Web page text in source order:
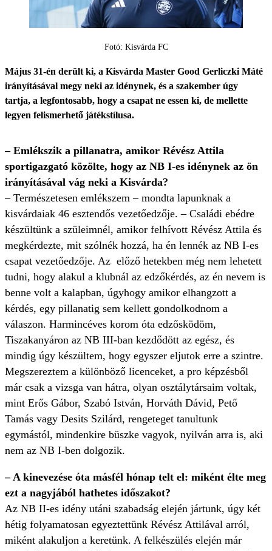
Fotó: Kisvárda FC
Május 31-én derült ki, a Kisvárda Master Good Gerliczki Máté
irányításával megy neki az idénynek, és a szakember úgy
tartja, a legfontosabb, hogy a csapat ne essen ki, de mellette
legyen felismerhető játékstílusa.
– Emlékszik a pillanatra, amikor Révész Attila
sportigazgató közölte, hogy az NB I-es idénynek az ön
irányításával vág neki a Kisvárda?
– Természetesen emlékszem – mondta lapunknak a
kisvárdaiak 46 esztendős vezetőedzője. – Családi ebédre
készültünk a szüleimnél, amikor felhívott Révész Attila és
megkérdezte, mit szólnék hozzá, ha én lennék az NB I-es
csapat vezetőedzője. Az előző hetekben még nem lehetett
tudni, hogy alakul a klubnál az edzőkérdés, az én nevem is
benne volt a kalapban, úgyhogy amikor elhangzott a
kérdés, egy pillanatig sem kellett gondolkodnom a
válaszon. Harmincéves korom óta edzősködöm,
Tiszakanyáron az NB III-ban kezdődött az egész, és
mindig úgy készültem, hogy egyszer eljutok erre a szintre.
Megszereztem a különböző licenceket, a pro képzésből
már csak a vizsga van hátra, olyan osztálytársaim voltak,
mint Erős Gábor, Szabó István, Horváth Dávid, Pető
Tamás vagy Desits Szilárd, rengeteget tanultunk
egymástól, mindenkire büszke vagyok, nyilván arra is, aki
nem az NB I-ben dolgozik.
– A kinevezése óta másfél hónap telt el: miként élte meg
ezt a nagyjából hathetes időszakot?
Az NB II-es idény utáni szabadság elején jártunk, úgy két
hétig folyamatosan egyeztettünk Révész Attilával arról,
miként alakuljon a keretünk. A felkészülés elején már